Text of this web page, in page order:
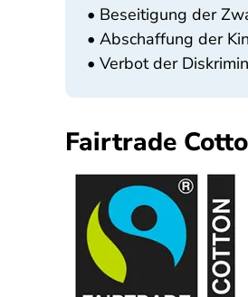
• Beseitigung der
• Abschaffung der
• Verbot der
Fairtrade